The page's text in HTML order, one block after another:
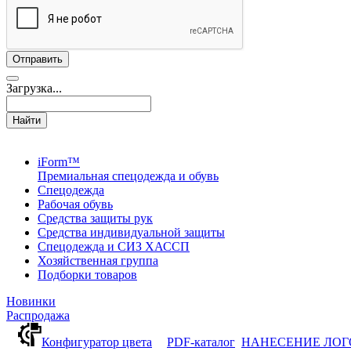
Загрузка...
Найти
iForm™
Премиальная спецодежда и обувь
Спецодежда
Рабочая обувь
Средства защиты рук
Средства индивидуальной защиты
Спецодежда и СИЗ ХАССП
Хозяйственная группа
Подборки товаров
Новинки
Распродажа
Конфигуратор цвета
PDF-каталог НАНЕСЕНИЕ